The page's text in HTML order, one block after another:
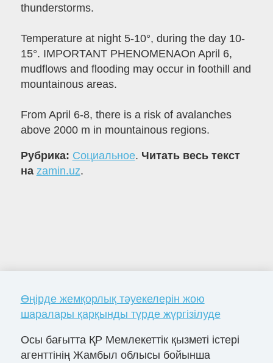
thunderstorms.
Temperature at night 5-10°, during the day 10-
15°. IMPORTANT PHENOMENAOn April 6,
mudflows and flooding may occur in foothill and
mountainous areas.
From April 6-8, there is a risk of avalanches
above 2000 m in mountainous regions.
Рубрика: Социальное. Читать весь текст
на zamin.uz.
Өңірде жемқорлық тәуекелерін жою
шаралары қарқынды түрде жүргізілуде
Осы бағытта ҚР Мемлекеттік қызметі істері
агенттінің Жамбыл облысы бойынша